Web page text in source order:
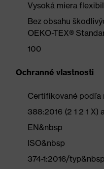
Vysoká miera
Bez obsahu
OEKO-TEX®
100
Ochranné vlastnosti
Certifikované podľa
388:2016 (2 1 2 1 X)
EN&nbsp
ISO&nbsp
374-1:2016/typ&nbsp